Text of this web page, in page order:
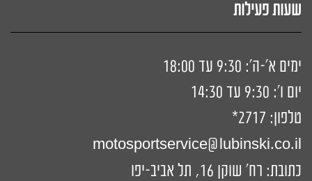
שעות פעילות
ימים א'-ה': 9:30 עד 18:00
יום ו': 9:30 עד 14:30
טלפון: 2717*
motosportservice@lubinski.co.il
כתובת: רח' שוקן 16, תל אביב-יפו